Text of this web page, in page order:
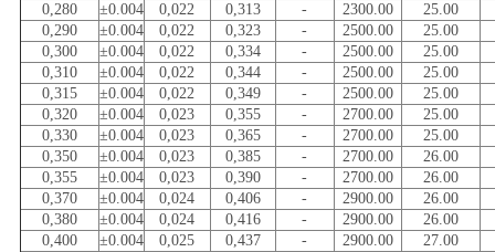
0,280
±0.004 0,022 0,313 - 2300.00
25.00
0,290
±0.004 0,022 0,323 - 2500.00
25.00
0,300
±0.004 0,022 0,334 - 2500.00
25.00
0,310
±0.004 0,022 0,344 - 2500.00
25.00
0,315
±0.004 0,022 0,349 - 2500.00
25.00
0,320
±0.004 0,023 0,355 - 2700.00
25.00
0,330
±0.004 0,023 0,365 - 2700.00
25.00
0,350
±0.004 0,023 0,385 - 2700.00
26.00
0,355
±0.004 0,023 0,390 - 2700.00
26.00
0,370
±0.004 0,024 0,406 - 2900.00
26.00
0,380
±0.004 0,024 0,416 - 2900.00
26.00
0,400
±0.004 0,025 0,437 - 2900.00
27.00